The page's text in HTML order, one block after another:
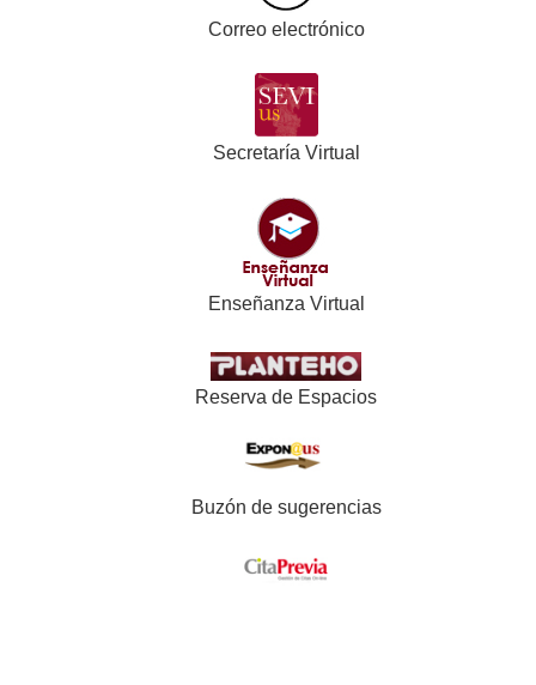
Correo electrónico
Secretaría Virtual
Enseñanza Virtual
Reserva de Espacios
Buzón de sugerencias